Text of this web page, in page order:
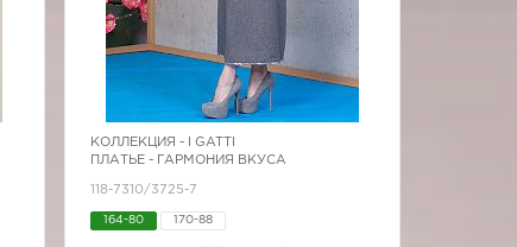
КОЛЛЕКЦИЯ -
I GATTI
ПЛАТЬЕ - ГАРМОНИЯ ВКУСА
118-7310/3725-7
164-80 170-88